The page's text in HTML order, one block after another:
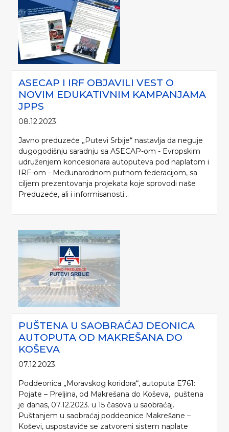
ASECAP I IRF OBJAVILI VEST O
NOVIM EDUKATIVNIM KAMPANJAMA
JPPS
08.12.2023.
Javno preduzeće „Putevi Srbije“ nastavlja da neguje
dugogodišnju saradnju sa ASECAP-om - Evropskim
udruženjem koncesionara autoputeva pod naplatom i
IRF-om - Međunarodnom putnom federacijom, sa
ciljem prezentovanja projekata koje sprovodi naše
Preduzeće, ali i informisanosti...
PUŠTENA U SAOBRAĆAJ DEONICA
AUTOPUTA OD MAKREŠANA DO
KOŠEVA
07.12.2023.
Poddeonica „Moravskog koridora“, autoputa E761:
Pojate – Preljina, od Makrešana do Koševa, puštena
je danas, 07.12.2023. u 15 časova u saobraćaj.
Puštanjem u saobraćaj poddeonice Makrešane –
Koševi, uspostaviće se zatvoreni sistem naplate